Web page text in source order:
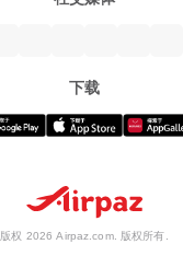
下载
版权 2026 Airpaz.com. 版权所有.